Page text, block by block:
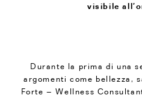
visibile
Durante la prima di una
argomenti come bellezza,
Forte – Wellness